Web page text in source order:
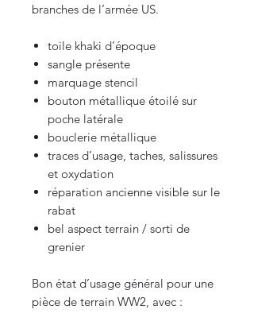
branches de l’armée US.
toile khaki d’époque
sangle présente
marquage stencil
bouton métallique étoilé sur
poche latérale
bouclerie métallique
traces d’usage, taches, salissures
et oxydation
réparation ancienne visible sur le
rabat
bel aspect terrain / sorti de
grenier
Bon état d’usage général pour une
pièce de terrain WW2, avec :